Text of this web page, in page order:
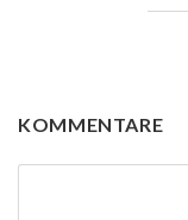
KOMMENTARE